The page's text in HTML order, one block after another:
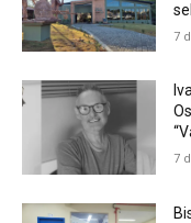
7
7